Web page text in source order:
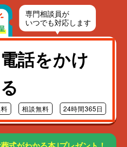
電話をかけ
る
相談無料 24時間365日